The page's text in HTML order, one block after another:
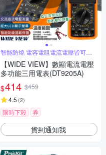
智能防燒 電容電阻電流電壓皆可測
量
【WIDE VIEW】數顯電流電壓
多功能三用電表(DT9205A)
$414 $459
4.5 (2)
限時下殺 券
貨到通知我